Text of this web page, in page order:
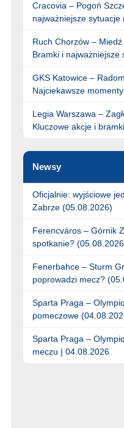
Cracovia – Pogoń
najważniejsze sytuacje
Ruch Chorzów –
Bramki i najważniejsze
GKS Katowice –
Najciekawsze
Legia Warszawa –
Kluczowe akcje i
Newsy
Oficjalnie: wyjściowe
Zabrze (05.08.2026)
Ferencváros – Górnik
spotkanie?
Fenerbahce – Sturm
poprowadzi mecz?
Sparta Praga –
pomeczowe
Sparta Praga –
meczu | 04.08.2026